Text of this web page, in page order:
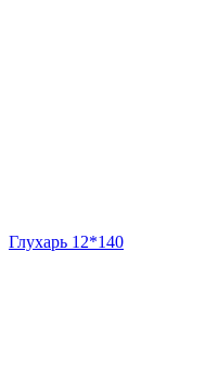
Глухарь 12*140